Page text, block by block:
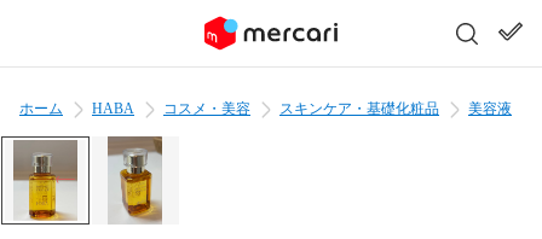
ホーム HABA コスメ・美容 スキンケア・基礎化粧品 美容液